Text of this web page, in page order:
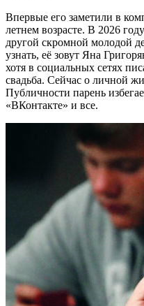
Впервые его заметили в
летнем возрасте. В 2026
другой скромной молодой
узнать, её зовут Яна
хотя в социальных сетях
свадьба. Сейчас о личной
Публичности парень
«ВКонтакте» и все.